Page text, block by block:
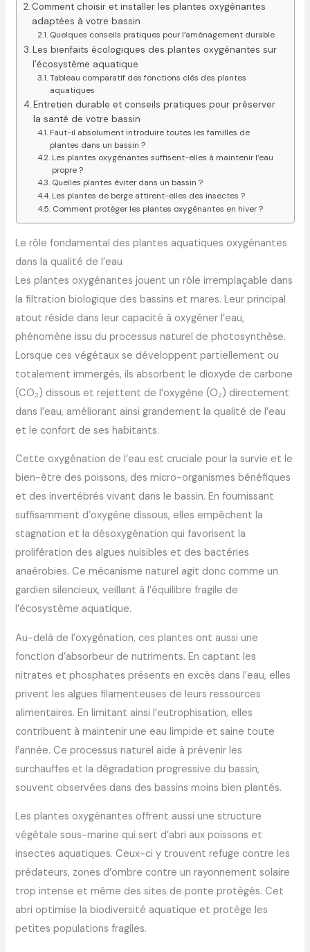
Comment choisir et installer les plantes oxygénantes
adaptées à votre bassin
Quelques conseils pratiques pour l’aménagement durable
Les bienfaits écologiques des plantes oxygénantes sur
l’écosystème aquatique
Tableau comparatif des fonctions clés des plantes
aquatiques
Entretien durable et conseils pratiques pour préserver
la santé de votre bassin
Faut-il absolument introduire toutes les familles de
plantes dans un bassin ?
Les plantes oxygénantes suffisent-elles à maintenir l’eau
propre ?
Quelles plantes éviter dans un bassin ?
Les plantes de berge attirent-elles des insectes ?
Comment protéger les plantes oxygénantes en hiver ?
Le rôle fondamental des plantes aquatiques oxygénantes
dans la qualité de l’eau
Les plantes oxygénantes jouent un rôle irremplaçable dans
la filtration biologique des bassins et mares. Leur principal
atout réside dans leur capacité à oxygéner l’eau,
phénomène issu du processus naturel de photosynthèse.
Lorsque ces végétaux se développent partiellement ou
totalement immergés, ils absorbent le dioxyde de carbone
(CO₂) dissous et rejettent de l’oxygène (O₂) directement
dans l’eau, améliorant ainsi grandement la qualité de l’eau
et le confort de ses habitants.
Cette oxygénation de l’eau est cruciale pour la survie et le
bien-être des poissons, des micro-organismes bénéfiques
et des invertébrés vivant dans le bassin. En fournissant
suffisamment d’oxygène dissous, elles empêchent la
stagnation et la désoxygénation qui favorisent la
prolifération des algues nuisibles et des bactéries
anaérobies. Ce mécanisme naturel agit donc comme un
gardien silencieux, veillant à l’équilibre fragile de
l’écosystème aquatique.
Au-delà de l’oxygénation, ces plantes ont aussi une
fonction d’absorbeur de nutriments. En captant les
nitrates et phosphates présents en excès dans l’eau, elles
privent les algues filamenteuses de leurs ressources
alimentaires. En limitant ainsi l’eutrophisation, elles
contribuent à maintenir une eau limpide et saine toute
l’année. Ce processus naturel aide à prévenir les
surchauffes et la dégradation progressive du bassin,
souvent observées dans des bassins moins bien plantés.
Les plantes oxygénantes offrent aussi une structure
végétale sous-marine qui sert d’abri aux poissons et
insectes aquatiques. Ceux-ci y trouvent refuge contre les
prédateurs, zones d’ombre contre un rayonnement solaire
trop intense et même des sites de ponte protégés. Cet
abri optimise la biodiversité aquatique et protège les
petites populations fragiles.